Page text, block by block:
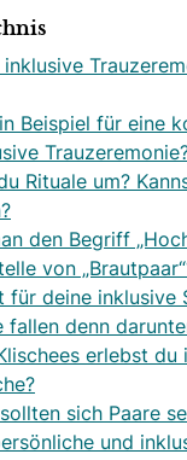
Beispiel für eine
Rituale um?
den Begriff
von
für deine inklusive
fallen denn
erlebst du
sich Paare
und